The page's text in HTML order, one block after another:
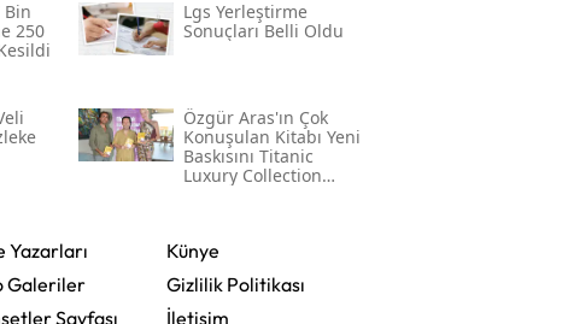
Bin
250
Lgs Yerleştirme
Sonuçları Belli Oldu
Özgür Aras'ın Çok
Konuşulan Kitabı Yeni
Baskısını Titanic
Luxury Collection
Yazarları
Galeriler
Sayfası
Künye
Gizlilik Politikası
İletişim